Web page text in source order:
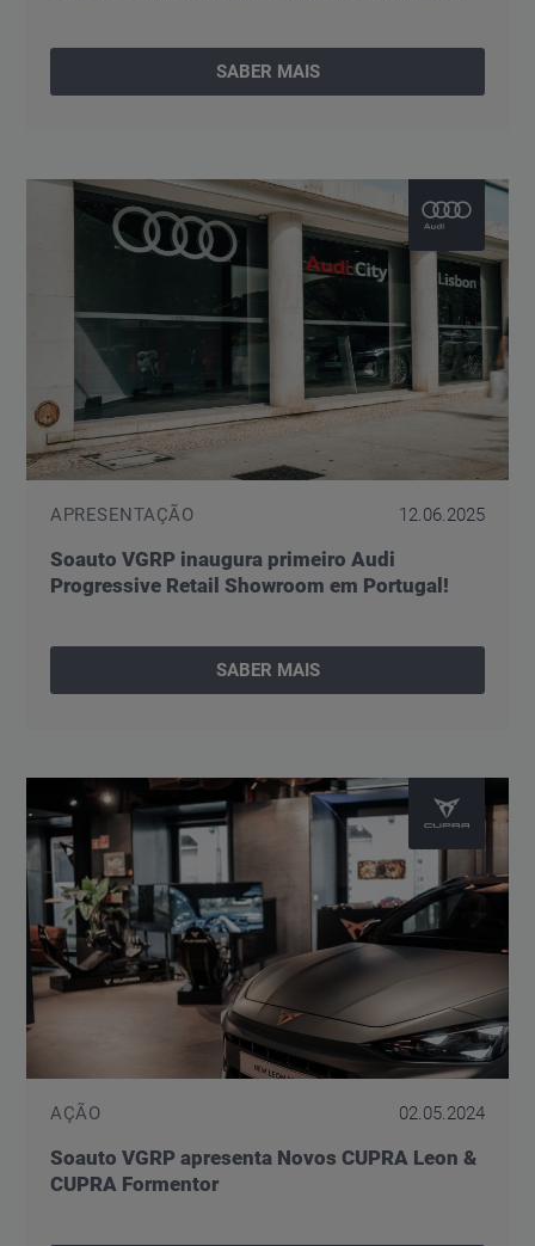
SABER MAIS
APRESENTAÇÃO 12.06.2025
Soauto VGRP inaugura primeiro Audi
Progressive Retail Showroom em Portugal!
SABER MAIS
AÇÃO 02.05.2024
Soauto VGRP apresenta Novos CUPRA Leon &
CUPRA Formentor